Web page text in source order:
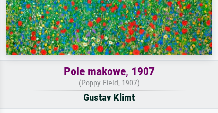
Pole makowe, 1907
(Poppy Field, 1907)
Gustav Klimt